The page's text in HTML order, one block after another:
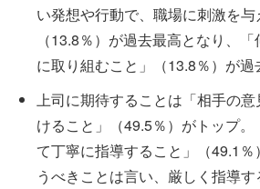
い発想や行動で、職場に刺激を与
（13.8％）が過去最高となり、
に取り組むこと」（13.8％）が過
上司に期待することは「相手の
けること」（49.5％）がトップ
て丁寧に指導すること」（49.1
うべきことは言い、厳しく指導す